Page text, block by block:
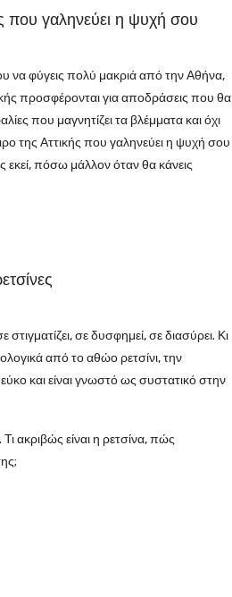
που γαληνεύει η ψυχή σου
να φύγεις πολύ μακριά από την Αθήνα,
προσφέρονται για αποδράσεις που θα
που μαγνητίζει τα βλέμματα και όχι
της Αττικής που γαληνεύει η ψυχή σου
πόσω μάλλον όταν θα κάνεις
σε δυσφημεί, σε διασύρει. Κι
από το αθώο ρετσίνι, την
και είναι γνωστό ως συστατικό στην
ακριβώς είναι η ρετσίνα, πώς